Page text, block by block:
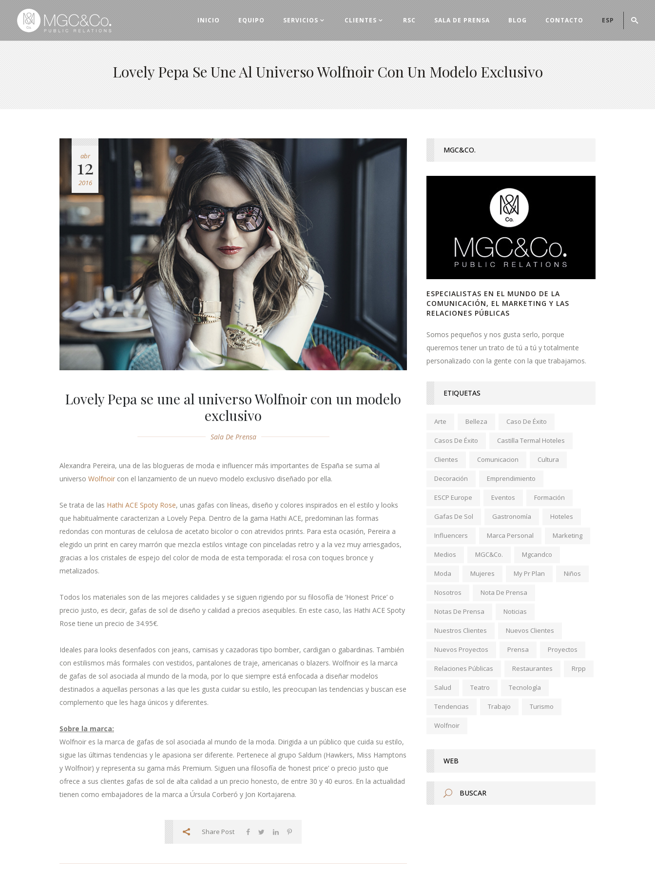
INICIO EQUIPO SERVICIOS CLIENTES RSC SALA DE PRENSA BLOG CONTACTO ESP
Lovely Pepa Se Une Al Universo Wolfnoir Con Un Modelo Exclusivo
abr
12
2016
Lovely Pepa se une al universo Wolfnoir con un modelo
exclusivo
Sala De Prensa
Alexandra Pereira, una de las blogueras de moda e influencer más importantes de España se suma al
universo Wolfnoir con el lanzamiento de un nuevo modelo exclusivo diseñado por ella.
Se trata de las Hathi ACE Spoty Rose, unas gafas con líneas, diseño y colores inspirados en el estilo y looks
que habitualmente caracterizan a Lovely Pepa. Dentro de la gama Hathi ACE, predominan las formas
redondas con monturas de celulosa de acetato bicolor o con atrevidos prints. Para esta ocasión, Pereira a
elegido un print en carey marrón que mezcla estilos vintage con pinceladas retro y a la vez muy arriesgados,
gracias a los cristales de espejo del color de moda de esta temporada: el rosa con toques bronce y
metalizados.
Todos los materiales son de las mejores calidades y se siguen rigiendo por su filosofía de ‘Honest Price’ o
precio justo, es decir, gafas de sol de diseño y calidad a precios asequibles. En este caso, las Hathi ACE Spoty
Rose tiene un precio de 34.95€.
Ideales para looks desenfados con jeans, camisas y cazadoras tipo bomber, cardigan o gabardinas. También
con estilismos más formales con vestidos, pantalones de traje, americanas o blazers. Wolfnoir es la marca
de gafas de sol asociada al mundo de la moda, por lo que siempre está enfocada a diseñar modelos
destinados a aquellas personas a las que les gusta cuidar su estilo, les preocupan las tendencias y buscan ese
complemento que les haga únicos y diferentes.
Sobre la marca:
Wolfnoir es la marca de gafas de sol asociada al mundo de la moda. Dirigida a un público que cuida su estilo,
sigue las últimas tendencias y le apasiona ser diferente. Pertenece al grupo Saldum (Hawkers, Miss Hamptons
y Wolfnoir) y representa su gama más Premium. Siguen una filosofía de ‘honest price’ o precio justo que
ofrece a sus clientes gafas de sol de alta calidad a un precio honesto, de entre 30 y 40 euros. En la actualidad
tienen como embajadores de la marca a Úrsula Corberó y Jon Kortajarena.
Share Post
MGC&CO.
ESPECIALISTAS EN EL MUNDO DE LA
COMUNICACIÓN, EL MARKETING Y LAS
RELACIONES PÚBLICAS
Somos pequeños y nos gusta serlo, porque
queremos tener un trato de tú a tú y totalmente
personalizado con la gente con la que trabajamos.
ETIQUETAS
Arte Belleza Caso De Éxito
Casos De Éxito Castilla Termal Hoteles
Clientes Comunicacion Cultura
Decoración Emprendimiento
ESCP Europe Eventos Formación
Gafas De Sol Gastronomía Hoteles
Influencers Marca Personal Marketing
Medios MGC&Co. Mgcandco
Moda Mujeres My Pr Plan Niños
Nosotros Nota De Prensa
Notas De Prensa Noticias
Nuestros Clientes Nuevos Clientes
Nuevos Proyectos Prensa Proyectos
Relaciones Públicas Restaurantes Rrpp
Salud Teatro Tecnología
Tendencias Trabajo Turismo
Wolfnoir
WEB